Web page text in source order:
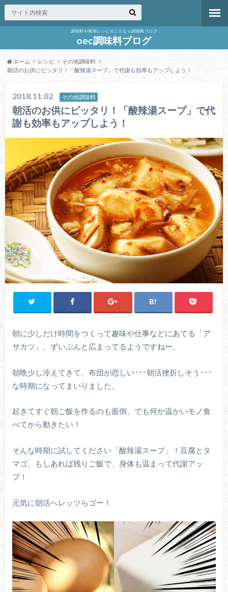
調味料や簡単レシピのことなら調味料ブログ
oec調味料ブログ
ホーム レシピ
その他調味料
朝活のお供にピッタリ！「酸辣湯スープ」で代謝も効率もアップしよう！
2018.11.02 その他調味料
朝活のお供にピッタリ！「酸辣湯スープ」で代
謝も効率もアップしよう！
朝に少しだけ時間をつくって趣味や仕事などにあてる「ア
サカツ」、ずいぶんと広まってるようですねー。
朝晩少し冷えてきて、布団が恋しい･･･朝活挫折しそう･･･
な時期になってまいりました。
起きてすぐ朝ご飯を作るのも面倒、でも何か温かいモノ食
べてから動きたい！
そんな時期に試してください「酸辣湯スープ」！豆腐とタ
マゴ、もしあれば残りご飯で、身体も温まって代謝アッ
プ！
元気に朝活へレッツらゴー！